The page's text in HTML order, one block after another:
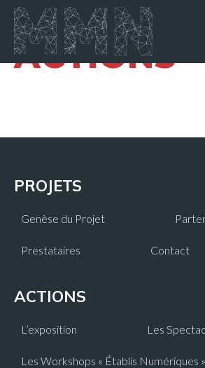
ACTIONS
PROJETS
Genèse du Projet
Prestataires Contact
ACTIONS
L’exposition Les
Les Workshops « Établis Numériques »